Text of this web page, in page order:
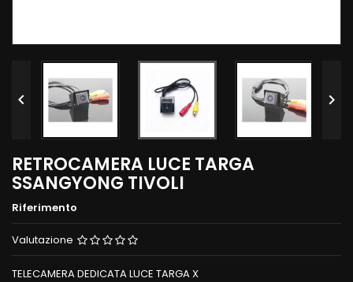
 
RETROCAMERA LUCE TARGA
SSANGYONG TIVOLI
Riferimento
Valutazione
TELECAMERA DEDICATA LUCE TARGA X